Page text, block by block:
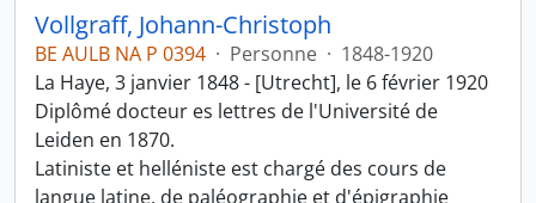
Vollgraff, Johann-Christoph
BE AULB NA P 0394 · Personne · 1848-1920
La Haye, 3 janvier 1848 - [Utrecht], le 6 février 1920
Diplômé docteur es lettres de l'Université de
Leiden en 1870.
Latiniste et helléniste est chargé des cours de
langue latine, de paléographie et d'épigraphie